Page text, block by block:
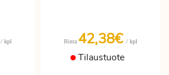
/ kpl Hinta 42,38€ / kpl
Tilaustuote